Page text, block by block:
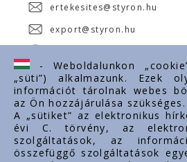
ertekesites@styron.hu
export@styron.hu
Fontos linkek
Rólunk
Dokumentumok
- Weboldalunkon
„süti”) alkalmazunk. Ezek
információt tárolnak webes
az Ön hozzájárulása szükséges.
A „sütiket” az elektronikus
évi C. törvény, az
szolgáltatások, az
összefüggő szolgáltatások